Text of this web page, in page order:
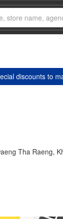
discounts to
Tha Raeng,